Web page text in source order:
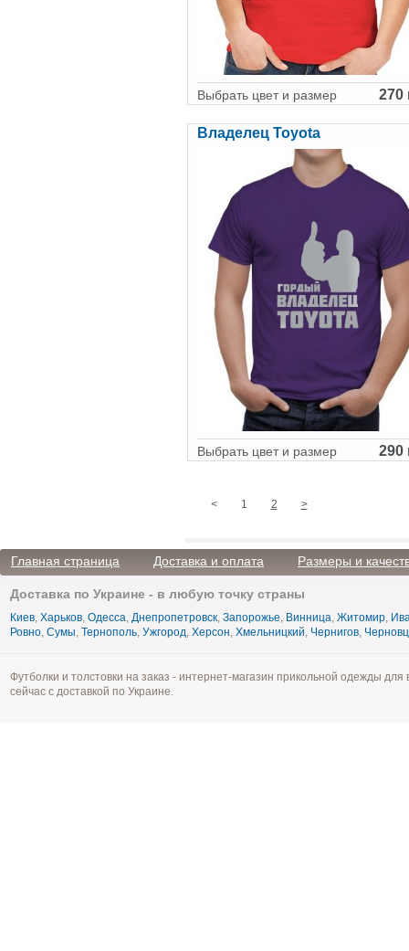
Выбрать цвет и размер 270
Владелец Toyota
Выбрать цвет и размер 290
< 1 2 >
Главная страница Доставка и оплата Размеры и
Доставка по Украине - в любую точку страны
Киев, Харьков, Одесса, Днепропетровск, Запорожье, Винница, Житомир,
Ровно, Сумы, Тернополь, Ужгород, Херсон, Хмельницкий, Чернигов,
Футболки и толстовки на заказ - интернет-магазин прикольной одежды
сейчас с доставкой по Украине.